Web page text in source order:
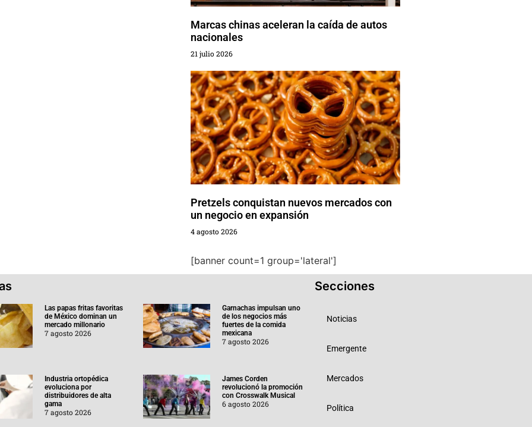
Marcas chinas aceleran la caída de autos
nacionales
21 julio 2026
Pretzels conquistan nuevos mercados con
un negocio en expansión
4 agosto 2026
[banner count=1 group='lateral']
Las papas fritas favoritas
de México dominan un
mercado millonario
7 agosto 2026
Garnachas impulsan uno
de los negocios más
fuertes de la comida
mexicana
7 agosto 2026
Industria ortopédica
evoluciona por
distribuidores de alta
gama
7 agosto 2026
James Corden
revolucionó la promoción
con Crosswalk Musical
6 agosto 2026
Secciones
Noticias
Emergente
Mercados
Política